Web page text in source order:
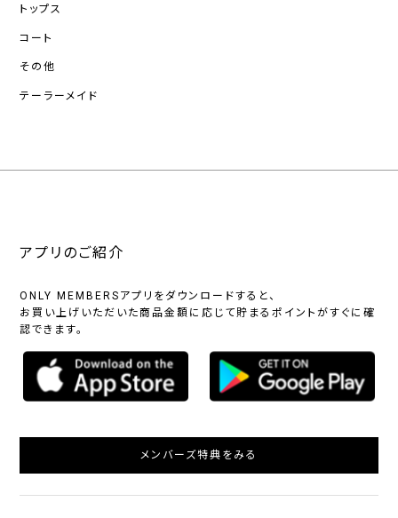
トップス
コート
その他
テーラーメイド
アプリのご紹介
ONLY MEMBERSアプリをダウンロードすると、
お買い上げいただいた商品金額に応じて貯まるポイントがすぐに確
認できます。
メンバーズ特典をみる